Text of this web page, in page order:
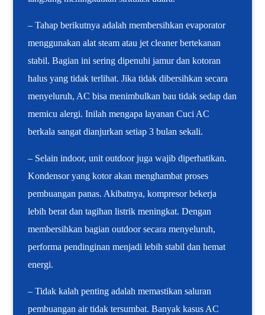
– Tahap berikutnya adalah membersihkan evaporator
menggunakan alat steam atau jet cleaner bertekanan
stabil. Bagian ini sering dipenuhi jamur dan kotoran
halus yang tidak terlihat. Jika tidak dibersihkan secara
menyeluruh, AC bisa menimbulkan bau tidak sedap dan
memicu alergi. Inilah mengapa layanan Cuci AC
berkala sangat dianjurkan setiap 3 bulan sekali.
– Selain indoor, unit outdoor juga wajib diperhatikan.
Kondensor yang kotor akan menghambat proses
pembuangan panas. Akibatnya, kompresor bekerja
lebih berat dan tagihan listrik meningkat. Dengan
membersihkan bagian outdoor secara menyeluruh,
performa pendinginan menjadi lebih stabil dan hemat
energi.
– Tidak kalah penting adalah memastikan saluran
pembuangan air tidak tersumbat. Banyak kasus AC